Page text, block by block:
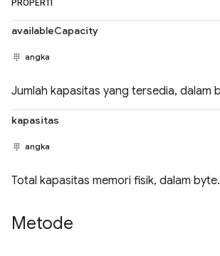
PROPERTI
availableCapacity
angka
Jumlah kapasitas yang tersedia, dalam
kapasitas
angka
Total kapasitas memori fisik, dalam byte.
Metode